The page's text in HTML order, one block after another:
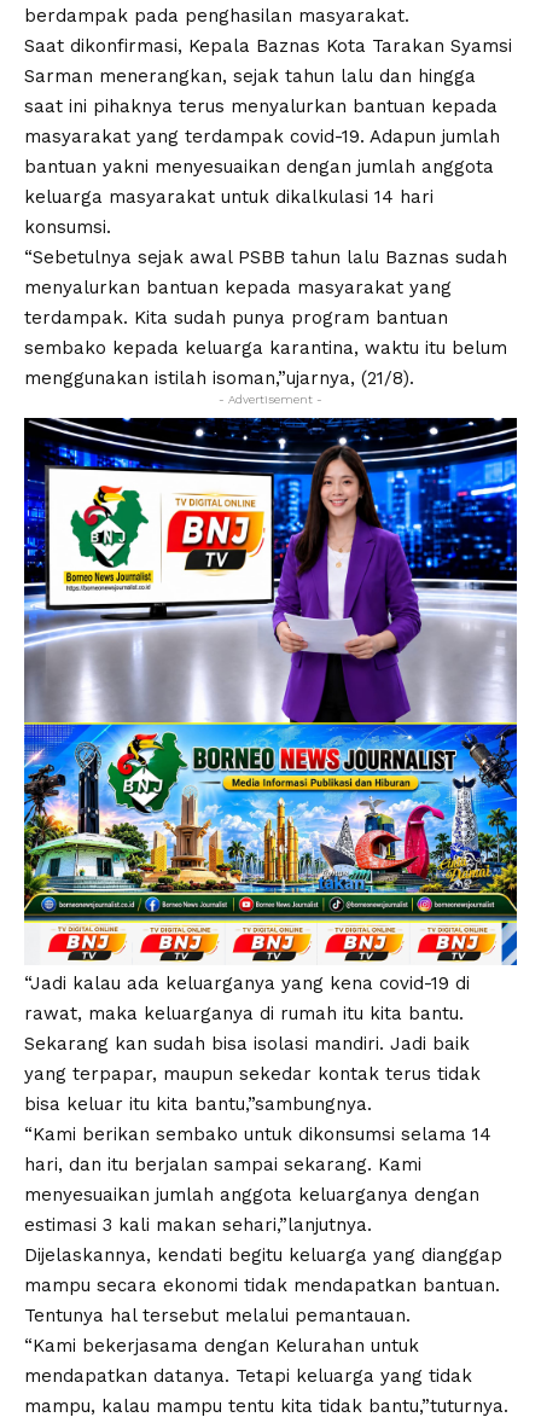
berdampak pada penghasilan masyarakat.
Saat dikonfirmasi, Kepala Baznas Kota Tarakan Syamsi
Sarman menerangkan, sejak tahun lalu dan hingga
saat ini pihaknya terus menyalurkan bantuan kepada
masyarakat yang terdampak covid-19. Adapun jumlah
bantuan yakni menyesuaikan dengan jumlah anggota
keluarga masyarakat untuk dikalkulasi 14 hari
konsumsi.
“Sebetulnya sejak awal PSBB tahun lalu Baznas sudah
menyalurkan bantuan kepada masyarakat yang
terdampak. Kita sudah punya program bantuan
sembako kepada keluarga karantina, waktu itu belum
menggunakan istilah isoman,”ujarnya, (21/8).
- Advertisement -
“Jadi kalau ada keluarganya yang kena covid-19 di
rawat, maka keluarganya di rumah itu kita bantu.
Sekarang kan sudah bisa isolasi mandiri. Jadi baik
yang terpapar, maupun sekedar kontak terus tidak
bisa keluar itu kita bantu,”sambungnya.
“Kami berikan sembako untuk dikonsumsi selama 14
hari, dan itu berjalan sampai sekarang. Kami
menyesuaikan jumlah anggota keluarganya dengan
estimasi 3 kali makan sehari,”lanjutnya.
Dijelaskannya, kendati begitu keluarga yang dianggap
mampu secara ekonomi tidak mendapatkan bantuan.
Tentunya hal tersebut melalui pemantauan.
“Kami bekerjasama dengan Kelurahan untuk
mendapatkan datanya. Tetapi keluarga yang tidak
mampu, kalau mampu tentu kita tidak bantu,”tuturnya.